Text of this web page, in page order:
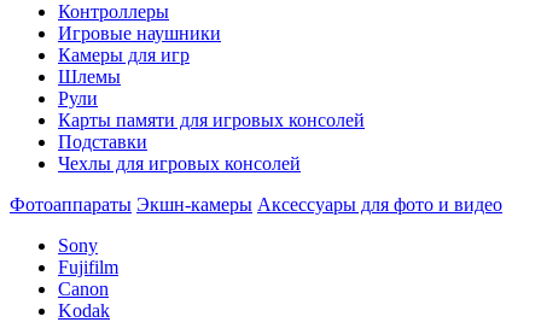
Контроллеры
Игровые наушники
Камеры для игр
Шлемы
Рули
Карты памяти для игровых консолей
Подставки
Чехлы для игровых консолей
Фотоаппараты Экшн-камеры Аксессуары для фото и видео
Sony
Fujifilm
Canon
Kodak